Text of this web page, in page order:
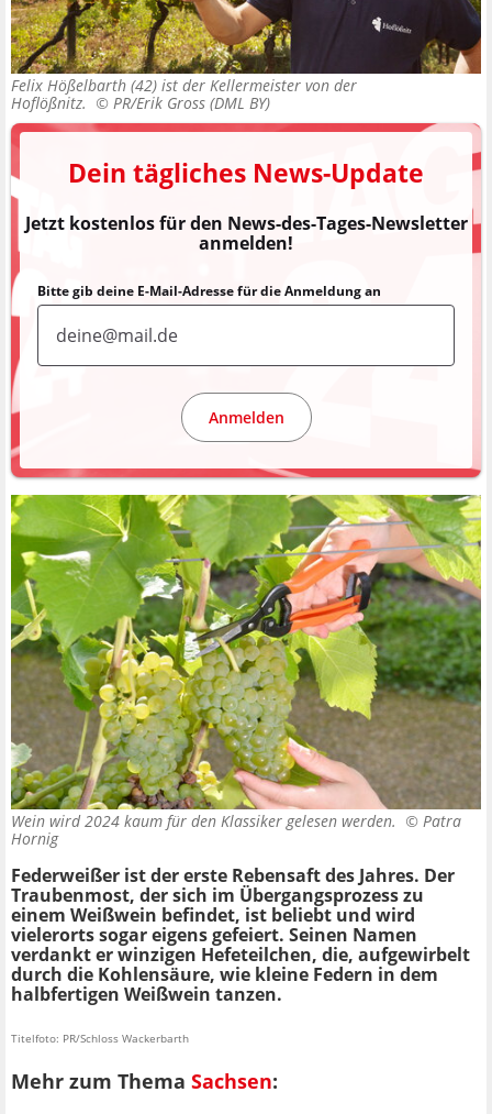
Felix Hößelbarth (42) ist der Kellermeister von der
Hoflößnitz. © PR/Erik Gross (DML BY)
Dein tägliches News-Update
Jetzt kostenlos für den News-des-Tages-Newsletter
anmelden!
Bitte gib deine E-Mail-Adresse für die Anmeldung an
Anmelden
Wein wird 2024 kaum für den Klassiker gelesen werden. © Patra
Hornig
Federweißer ist der erste Rebensaft des Jahres. Der
Traubenmost, der sich im Übergangsprozess zu
einem Weißwein befindet, ist beliebt und wird
vielerorts sogar eigens gefeiert. Seinen Namen
verdankt er winzigen Hefeteilchen, die, aufgewirbelt
durch die Kohlensäure, wie kleine Federn in dem
halbfertigen Weißwein tanzen.
Titelfoto: PR/Schloss Wackerbarth
Mehr zum Thema Sachsen: